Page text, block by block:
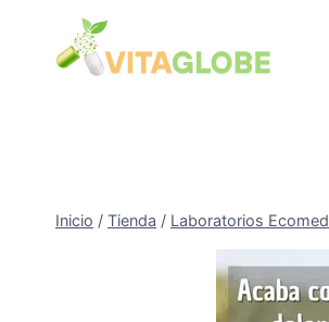
Contenido
Inicio / Tienda / Laboratorios Ecomed